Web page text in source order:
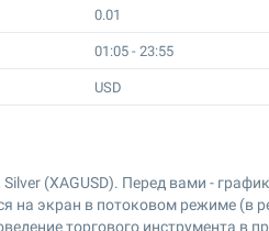
0.01
01:05 - 23:55
USD
(XAGUSD). Перед вами -
на экран в потоковом режиме
торгового инструмента в